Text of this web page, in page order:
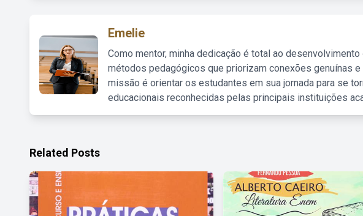
Emelie
Como mentor, minha dedicação é total ao
métodos pedagógicos que priorizam conexões genuínas
missão é orientar os estudantes em sua jornada para se
educacionais reconhecidas pelas principais instituições
Related Posts